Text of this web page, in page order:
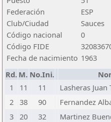
Federación
ESP
Club/Ciudad
Sauces
Código nacional
0
Código FIDE
Fecha de nacimiento 1963
Rd. M. No.Ini.
1
11 11 Lasheras Juan
2 38 90 Fernandez
3 20 32 Martinez